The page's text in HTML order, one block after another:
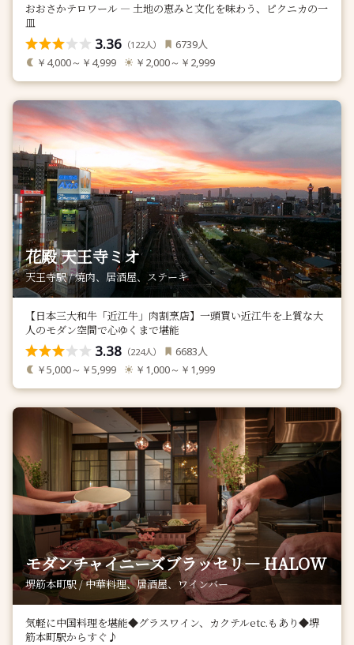
おおさかテロワール — 土地の恵みと文化を味わう、ピクニカの一
皿
3.36 （122人） 6739人
￥4,000～￥4,999 ￥2,000～￥2,999
花殿 天王寺ミオ
天王寺駅 / 焼肉、居酒屋、ステーキ
【日本三大和牛「近江牛」肉割烹店】一頭買い近江牛を上質な大
人のモダン空間で心ゆくまで堪能
3.38 （224人） 6683人
￥5,000～￥5,999 ￥1,000～￥1,999
モダンチャイニーズブラッセリ― HALOW
堺筋本町駅 / 中華料理、居酒屋、ワインバー
気軽に中国料理を堪能◆グラスワイン、カクテルetc.もあり◆堺
筋本町駅からすぐ♪